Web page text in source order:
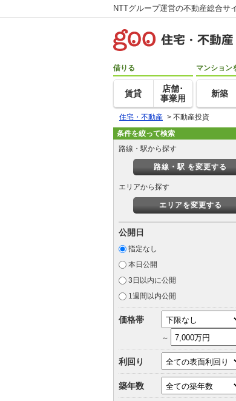
NTTグループ運営の不動産総合サ
借りる
賃貸
店舗･
事業用
マンション
新築
住宅・不動産 > 不動産投資
条件を絞って検索
路線・駅から探す
路線・駅 を変更する
エリアから探す
エリアを変更する
公開日
指定なし
本日公開
3日以内に公開
1週間以内公開
価格帯
～
利回り
築年数